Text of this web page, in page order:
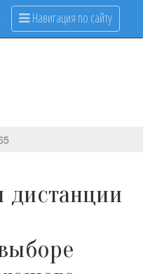
Навигация по сайту
дистанции